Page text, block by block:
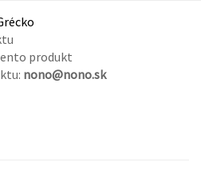
produkt
nono@nono.sk